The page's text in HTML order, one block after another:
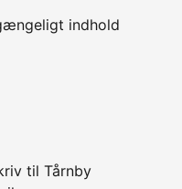
indhold
til Tårnby